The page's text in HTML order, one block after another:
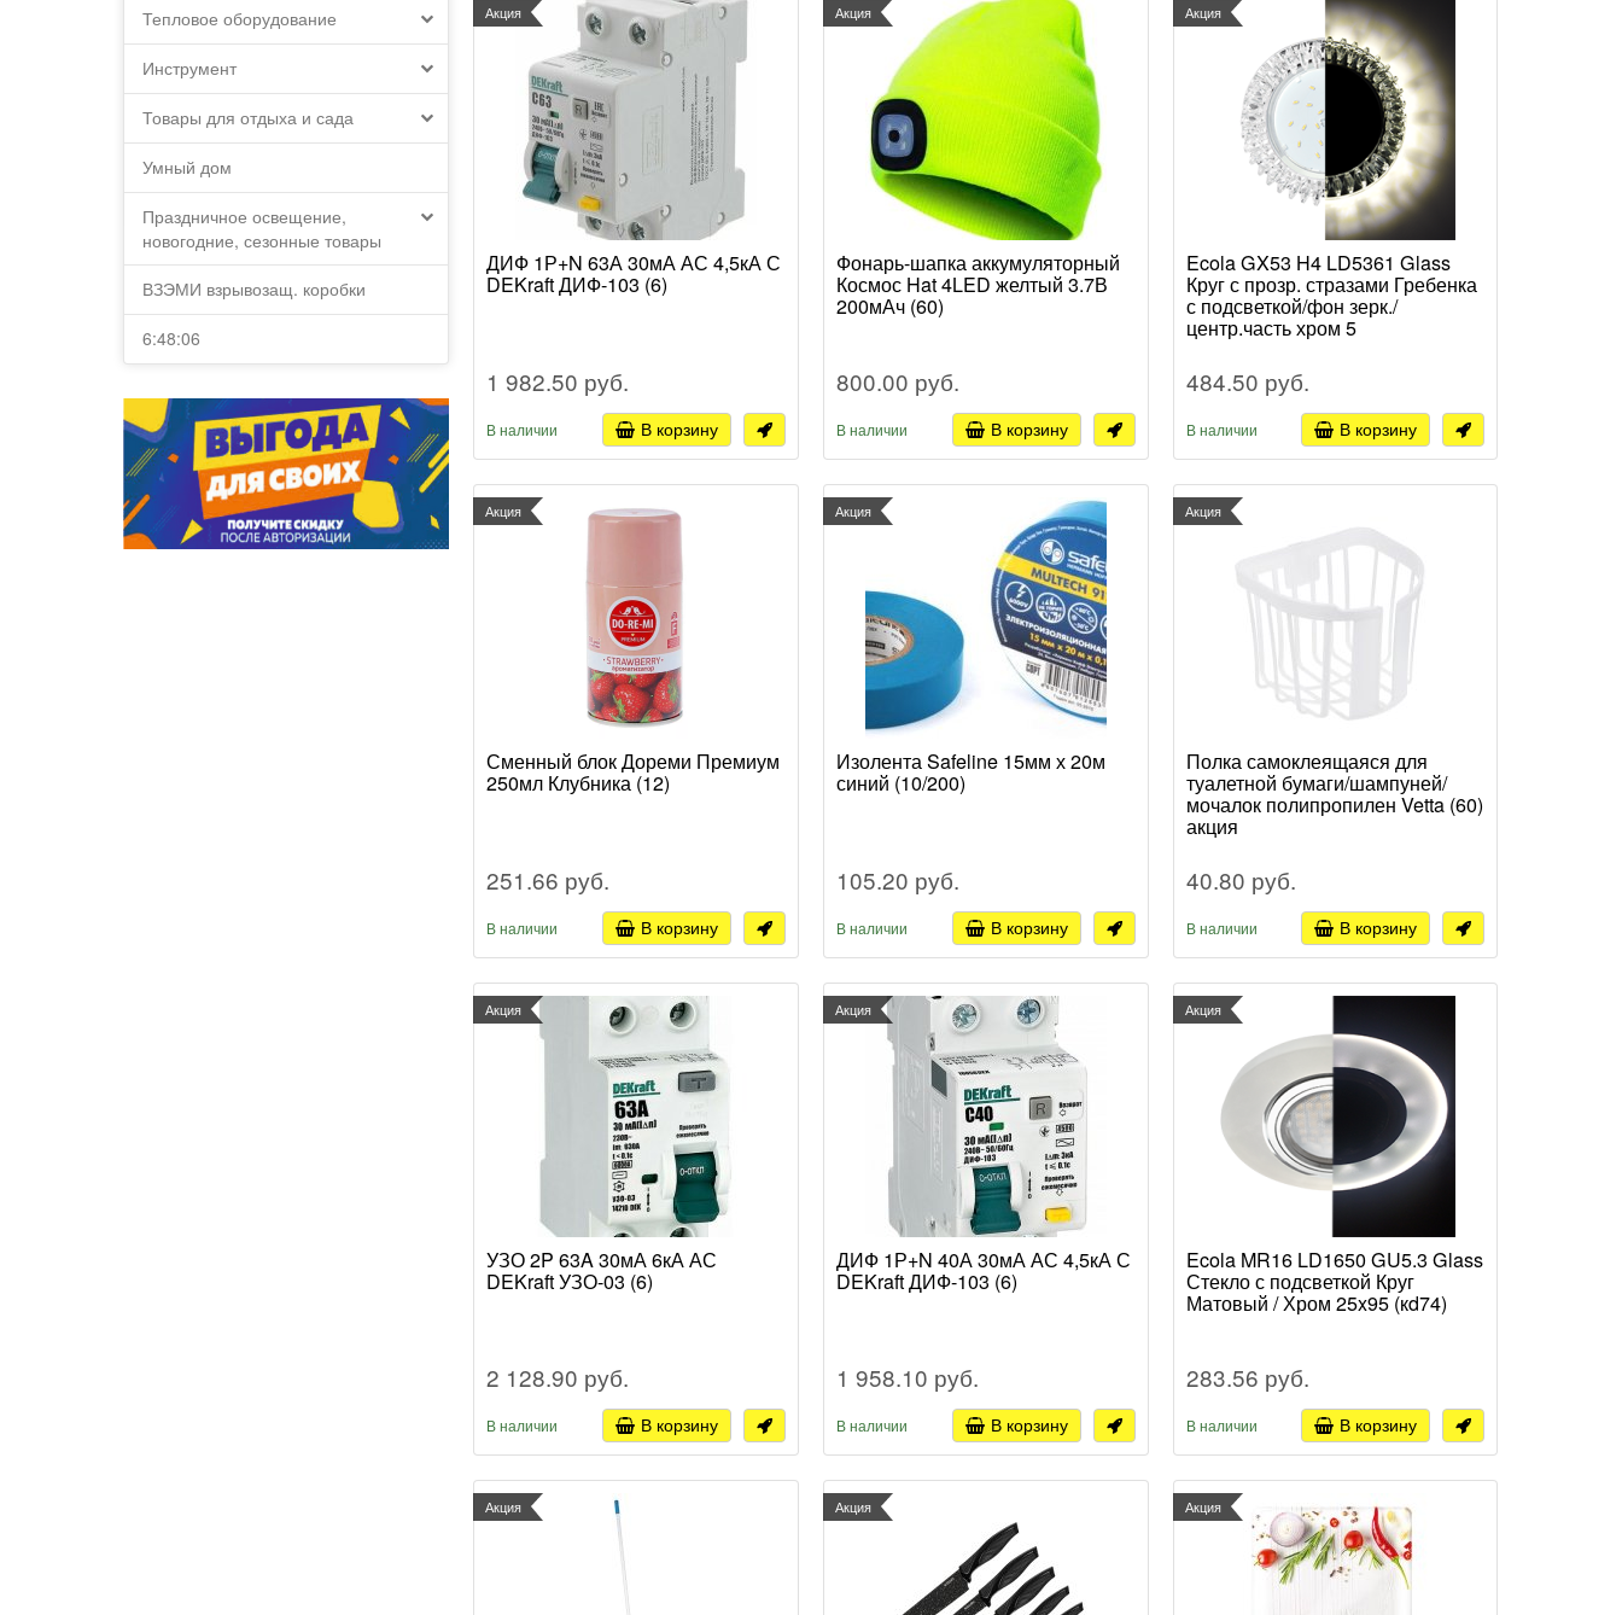
Тепловое оборудование
Инструмент
Товары для отдыха и сада
Умный дом
Праздничное освещение,
новогодние, сезонные товары
ВЗЭМИ взрывозащ. коробки
6:48:06
Акция
ДИФ 1Р+N 63А 30мА АС 4,5кА С
DEKraft ДИФ-103 (6)
1 982.50 руб.
В наличии В корзину
Акция
Фонарь-шапка аккумуляторный
Космос Hat 4LED желтый 3.7В
200мАч (60)
800.00 руб.
В наличии В корзину
Акция
Ecola GX53 H4 LD5361 Glass
Круг с прозр. стразами Гребенка
с подсветкой/фон зерк./
центр.часть хром 5
484.50 руб.
В наличии В корзину
Акция
Сменный блок Дореми Премиум
250мл Клубника (12)
251.66 руб.
В наличии В корзину
Акция
Изолента Safeline 15мм х 20м
синий (10/200)
105.20 руб.
В наличии В корзину
Акция
Полка самоклеящаяся для
туалетной бумаги/шампуней/
мочалок полипропилен Vetta (60)
акция
40.80 руб.
В наличии В корзину
Акция
УЗО 2P 63A 30мА 6кА АС
DEKraft УЗО-03 (6)
2 128.90 руб.
В наличии В корзину
Акция
ДИФ 1Р+N 40А 30мА АС 4,5кА С
DEKraft ДИФ-103 (6)
1 958.10 руб.
В наличии В корзину
Акция
Ecola MR16 LD1650 GU5.3 Glass
Стекло с подсветкой Круг
Матовый / Хром 25x95 (кd74)
283.56 руб.
В наличии В корзину
Акция Акция Акция